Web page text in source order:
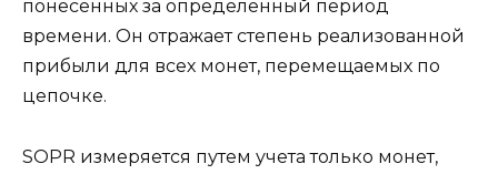
понесенных за определенный период
времени. Он отражает степень реализованной
прибыли для всех монет, перемещаемых по
цепочке.
SOPR измеряется путем учета только монет,